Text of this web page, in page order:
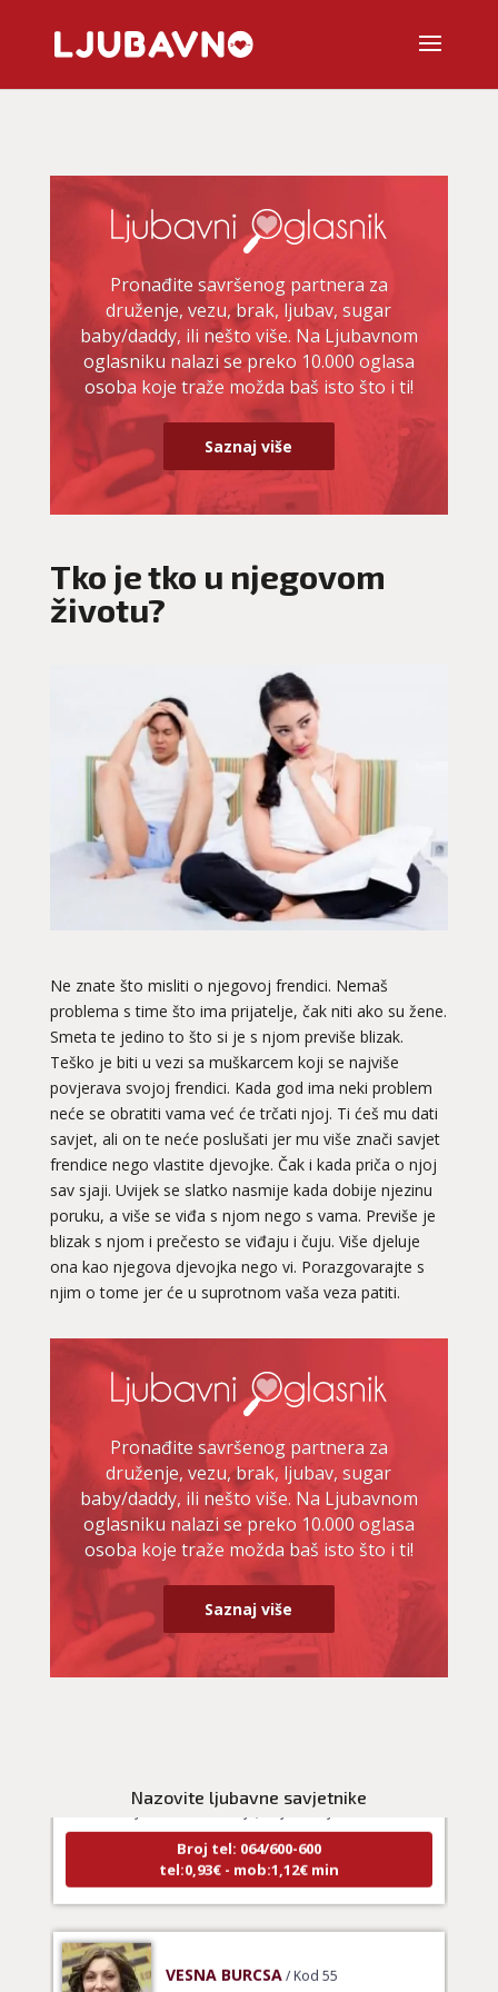
Pronađite savršenog partnera za
druženje, vezu, brak, ljubav, sugar
baby/daddy, ili nešto više. Na Ljubavnom
oglasniku nalazi se preko 10.000 oglasa
osoba koje traže možda baš isto što i ti!
Saznaj više
Tko je tko u njegovom
životu?
Ne znate što misliti o njegovoj frendici. Nemaš
problema s time što ima prijatelje, čak niti ako su žene.
Smeta te jedino to što si je s njom previše blizak.
Teško je biti u vezi sa muškarcem koji se najviše
povjerava svojoj frendici. Kada god ima neki problem
neće se obratiti vama već će trčati njoj. Ti ćeš mu dati
savjet, ali on te neće poslušati jer mu više znači savjet
frendice nego vlastite djevojke. Čak i kada priča o njoj
sav sjaji. Uvijek se slatko nasmije kada dobije njezinu
poruku, a više se viđa s njom nego s vama. Previše je
blizak s njom i prečesto se viđaju i čuju. Više djeluje
ona kao njegova djevojka nego vi. Porazgovarajte s
njim o tome jer će u suprotnom vaša veza patiti.
Pronađite savršenog partnera za
druženje, vezu, brak, ljubav, sugar
baby/daddy, ili nešto više. Na Ljubavnom
oglasniku nalazi se preko 10.000 oglasa
osoba koje traže možda baš isto što i ti!
Saznaj više
Nazovite ljubavne savjetnike
ljubavna očekivanja, smjer u kojem ide veza
Broj tel: 064/600-600
tel:0,93€ - mob:1,12€ min